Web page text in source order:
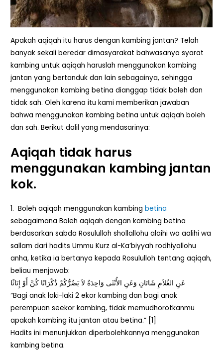
Apakah aqiqah itu harus dengan kambing jantan? Telah
banyak sekali beredar dimasyarakat bahwasanya syarat
kambing untuk aqiqah haruslah menggunakan kambing
jantan yang bertanduk dan lain sebagainya, sehingga
menggunakan kambing betina dianggap tidak boleh dan
tidak sah. Oleh karena itu kami memberikan jawaban
bahwa menggunakan kambing betina untuk aqiqah boleh
dan sah. Berikut dalil yang mendasarinya:
Aqiqah tidak harus
menggunakan kambing jantan
kok.
1. Boleh aqiqah menggunakan kambingbetina
sebagaimana Boleh aqiqah dengan kambing betina
berdasarkan sabda Rosululloh shollallohu alaihi wa aalihi wa
sallam dari hadits Ummu Kurz al-Ka’biyyah rodhiyallohu
anha, ketika ia bertanya kepada Rosululloh tentang aqiqah,
beliau menjawab:
عَنِ الغُلاَمِ شَاتَانِ وَعَنِ الأُنْثَى وَاحِدَةٌ لاَ يَضُرُّكُمْ ذُكْرَانًا كُنَّ أَوْ إِنَاثًا
“Bagi anak laki-laki 2 ekor kambing dan bagi anak
perempuan seekor kambing, tidak memudhorotkanmu
apakah kambing itu jantan atau betina.” [1]
Hadits ini menunjukkan diperbolehkannya menggunakan
kambing betina.